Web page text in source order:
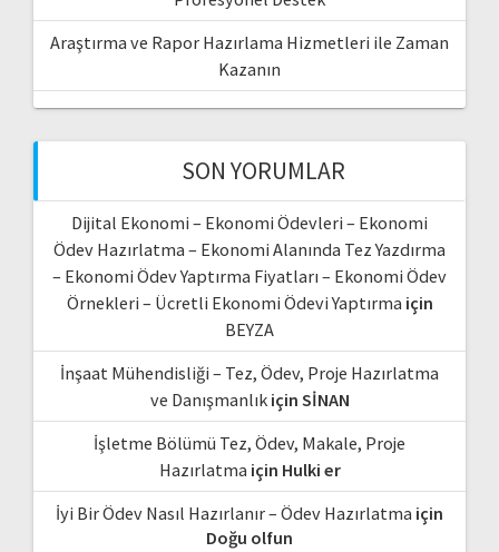
Araştırma ve Rapor Hazırlama Hizmetleri ile Zaman
Kazanın
SON YORUMLAR
Dijital Ekonomi – Ekonomi Ödevleri – Ekonomi
Ödev Hazırlatma – Ekonomi Alanında Tez Yazdırma
– Ekonomi Ödev Yaptırma Fiyatları – Ekonomi Ödev
Örnekleri – Ücretli Ekonomi Ödevi Yaptırma için
BEYZA
İnşaat Mühendisliği – Tez, Ödev, Proje Hazırlatma
ve Danışmanlıkiçin SİNAN
İşletme Bölümü Tez, Ödev, Makale, Proje
Hazırlatma için Hulki er
İyi Bir Ödev Nasıl Hazırlanır – Ödev Hazırlatma için
Doğu olfun